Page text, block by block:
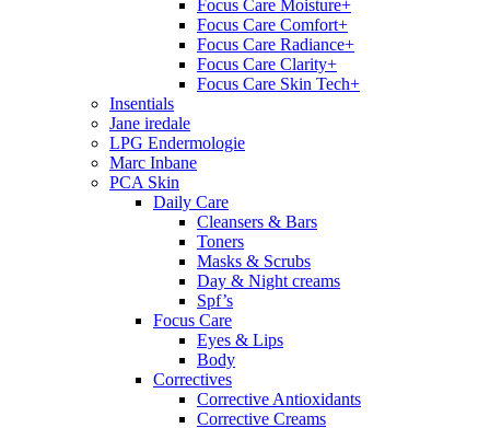
Focus Care Moisture+
Focus Care Comfort+
Focus Care Radiance+
Focus Care Clarity+
Focus Care Skin Tech+
Insentials
Jane iredale
LPG Endermologie
Marc Inbane
PCA Skin
Daily Care
Cleansers & Bars
Toners
Masks & Scrubs
Day & Night creams
Spf’s
Focus Care
Eyes & Lips
Body
Correctives
Corrective Antioxidants
Corrective Creams